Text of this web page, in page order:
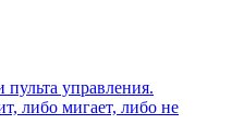
управления.
либо мигает, либо не